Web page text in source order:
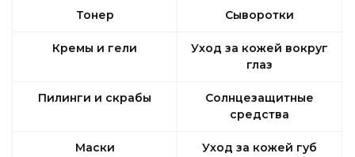
Тонер Сыворотки
Кремы и гели
Уход за кожей вокруг
глаз
Пилинги и скрабы
Солнцезащитные
средства
Маски Уход за кожей губ